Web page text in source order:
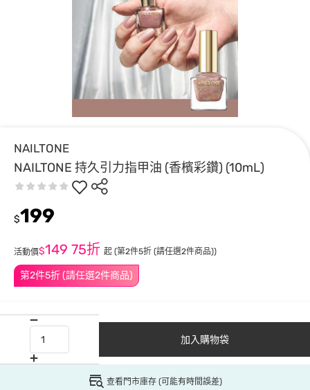
NAILTONE
NAILTONE 持久引力指甲油 (香檳彩鑽) (10mL)
第2件5折 (請任選2件商品)
$199
活動價$149 75折 起 (第2件5折 (請任選2件商品))
加入購物袋
查看門市庫存 (可能有時間誤差)